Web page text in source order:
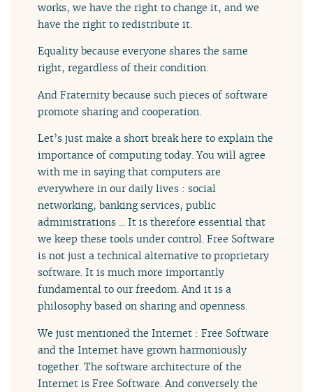
works, we have the right to change it, and we
have the right to redistribute it.
Equality because everyone shares the same
right, regardless of their condition.
And Fraternity because such pieces of software
promote sharing and cooperation.
Let’s just make a short break here to explain the
importance of computing today. You will agree
with me in saying that computers are
everywhere in our daily lives : social
networking, banking services, public
administrations ... It is therefore essential that
we keep these tools under control. Free Software
is not just a technical alternative to proprietary
software. It is much more importantly
fundamental to our freedom. And it is a
philosophy based on sharing and openness.
We just mentioned the Internet : Free Software
and the Internet have grown harmoniously
together. The software architecture of the
Internet is Free Software. And conversely the